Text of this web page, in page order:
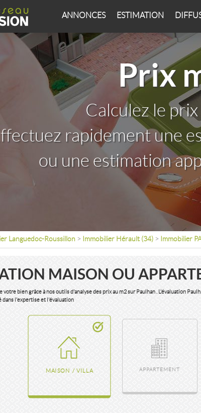
ANNONCES ESTIMATION
Prix
Calculez le
rapidement une
ou une estimation
Languedoc-Roussillon > Immobilier Hérault (34) > Immobilier
MAISON OU
votre bien grâce à nos outils d'analyse des prix au m2 sur Paulhan . L'évaluation
dans l'expertise et l'évaluation
MAISON / VILLA APPARTEMENT